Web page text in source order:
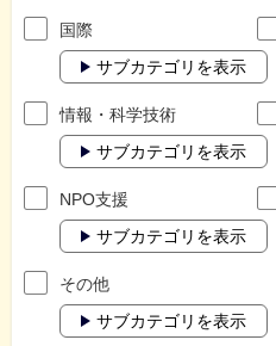
国際
サブカテゴリを表示
情報・科学技術
サブカテゴリを表示
NPO支援
サブカテゴリを表示
その他
サブカテゴリを表示